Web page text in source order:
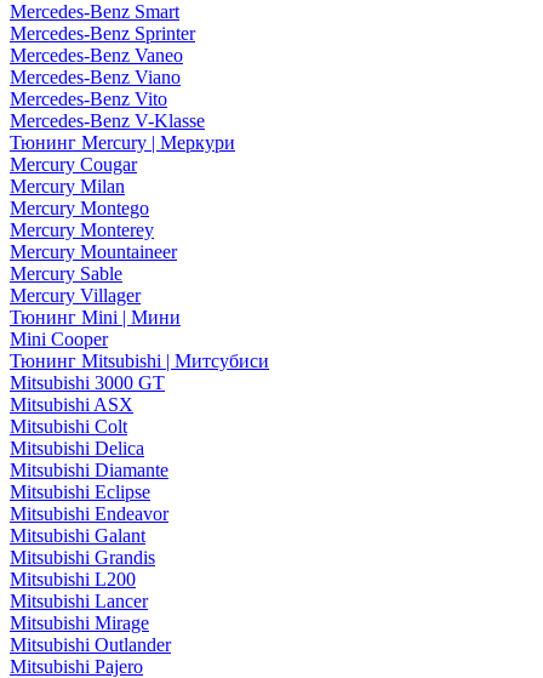
Mercedes-Benz Smart
Mercedes-Benz Sprinter
Mercedes-Benz Vaneo
Mercedes-Benz Viano
Mercedes-Benz Vito
Mercedes-Benz V-Klasse
Тюнинг Mercury | Меркури
Mercury Cougar
Mercury Milan
Mercury Montego
Mercury Monterey
Mercury Mountaineer
Mercury Sable
Mercury Villager
Тюнинг Mini | Мини
Mini Cooper
Тюнинг Mitsubishi | Митсубиси
Mitsubishi 3000 GT
Mitsubishi ASX
Mitsubishi Colt
Mitsubishi Delica
Mitsubishi Diamante
Mitsubishi Eclipse
Mitsubishi Endeavor
Mitsubishi Galant
Mitsubishi Grandis
Mitsubishi L200
Mitsubishi Lancer
Mitsubishi Mirage
Mitsubishi Outlander
Mitsubishi Pajero